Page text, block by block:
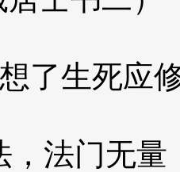
了生死应
法门无量